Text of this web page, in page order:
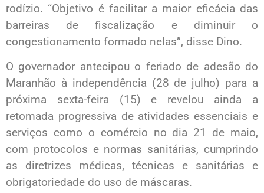
rodízio. “Objetivo é facilitar a maior eficácia das
barreiras de fiscalização e diminuir o
congestionamento formado nelas”, disse Dino.
O governador antecipou o feriado de adesão do
Maranhão à independência (28 de julho) para a
próxima sexta-feira (15) e revelou ainda a
retomada progressiva de atividades essenciais e
serviços como o comércio no dia 21 de maio,
com protocolos e normas sanitárias, cumprindo
as diretrizes médicas, técnicas e sanitárias e
obrigatoriedade do uso de máscaras.